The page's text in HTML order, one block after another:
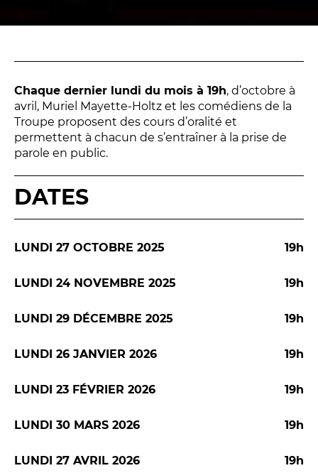
LES RENDEZ-VOUS
Conversation intime
Les Procès du samedi
Les Jeudis littéraires
Le Comité de lecture
LES TEMPS FORTS
Festival de Magie
VOUS ÊTES...
Enseignant
Chaque dernier lundi du mois à 19h, d’octobre à
avril, Muriel Mayette-Holtz et les comédiens de la
Troupe proposent des cours d’oralité et
permettent à chacun de s’entraîner à la prise de
parole en public.
DATES
LUNDI 27 OCTOBRE 2025 19h
LUNDI 24 NOVEMBRE 2025 19h
LUNDI 29 DÉCEMBRE 2025 19h
LUNDI 26 JANVIER 2026 19h
LUNDI 23 FÉVRIER 2026 19h
LUNDI 30 MARS 2026 19h
LUNDI 27 AVRIL 2026 19h